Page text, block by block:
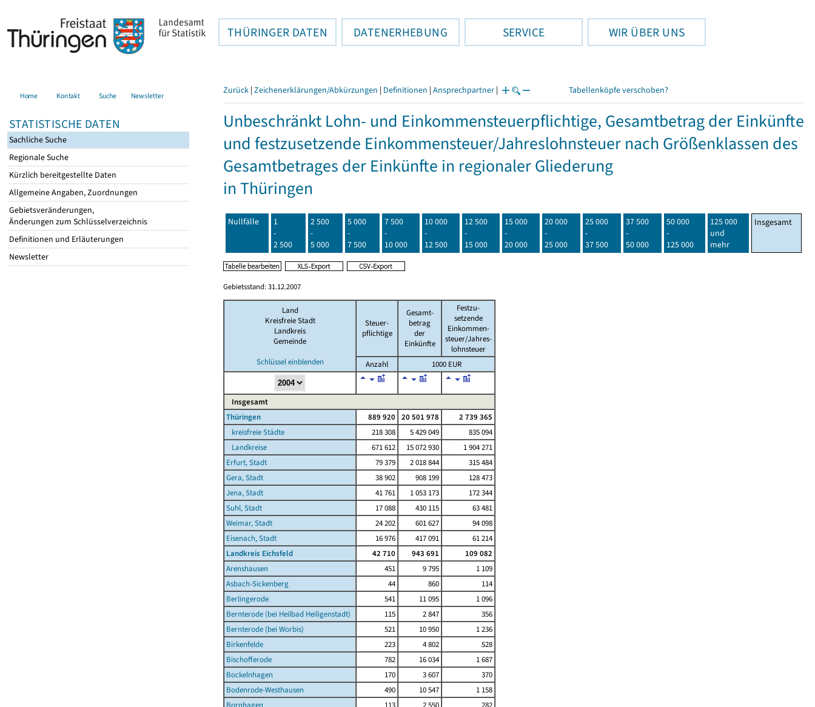
THÜRINGER DATEN DATENERHEBUNG SERVICE WIR ÜBER UNS
Home Kontakt Suche Newsletter
STATISTISCHE DATEN
Sachliche Suche
Regionale Suche
Kürzlich bereitgestellte Daten
Allgemeine Angaben, Zuordnungen
Gebietsveränderungen,
Änderungen zum Schlüsselverzeichnis
Definitionen und Erläuterungen
Newsletter
Zurück | Zeichenerklärungen/Abkürzungen | Definitionen | Ansprechpartner | Tabellenköpfe verschoben?
Unbeschränkt Lohn- und Einkommensteuerpflichtige, Gesamtbetrag der Einkünfte
und festzusetzende Einkommensteuer/Jahreslohnsteuer nach Größenklassen des
Gesamtbetrages der Einkünfte in regionaler Gliederung
in Thüringen
Nullfälle
1
-
2 500
2 500
-
5 000
5 000
-
7 500
7 500
-
10 000
10 000
-
12 500
12 500
-
15 000
15 000
-
20 000
20 000
-
25 000
25 000
-
37 500
37 500
-
50 000
50 000
-
125 000
125 000
und
mehr
Insgesamt
Gebietsstand: 31.12.2007
Land
Kreisfreie Stadt
Landkreis
Gemeinde
Schlüssel einblenden
Steuer-
pflichtige
Gesamt-
betrag
der
Einkünfte
Festzu-
setzende
Einkommen-
steuer/Jahres-
lohnsteuer
Anzahl
1000 EUR
Insgesamt
Thüringen
889 920 20 501 978
2 739 365
kreisfreie Städte
218 308 5 429 049
835 094
Landkreise
671 612 15 072 930
1 904 271
Erfurt, Stadt
79 379 2 018 844
315 484
Gera, Stadt
38 902 908 199
128 473
Jena, Stadt
41 761 1 053 173
172 344
Suhl, Stadt
17 088 430 115
63 481
Weimar, Stadt
24 202 601 627
94 098
Eisenach, Stadt
16 976 417 091
61 214
Landkreis Eichsfeld
42 710 943 691
109 082
Arenshausen
451 9 795
1 109
Asbach-Sickenberg
44 860
114
Berlingerode
541 11 095
1 096
Bernterode (bei Heilbad Heiligenstadt)
115 2 847
356
Bernterode (bei Worbis)
521 10 950
1 236
Birkenfelde
223 4 802
528
Bischofferode
782 16 034
1 687
Bockelnhagen
170 3 607
370
Bodenrode-Westhausen
490 10 547
1 158
Bornhagen
113 2 550
282